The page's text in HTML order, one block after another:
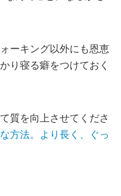
ーキング以外にも恩恵
り寝る癖をつけておく
質を向上させてくださ
方法。より長く、ぐっ